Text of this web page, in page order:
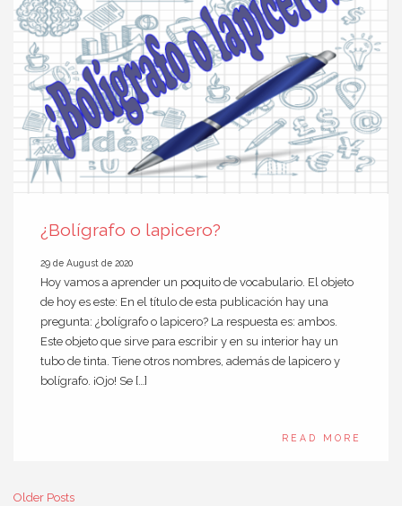
¿Bolígrafo o lapicero?
29 de August de 2020
Hoy vamos a aprender un poquito de vocabulario. El objeto
de hoy es este: En el título de esta publicación hay una
pregunta: ¿bolígrafo o lapicero? La respuesta es: ambos.
Este objeto que sirve para escribir y en su interior hay un
tubo de tinta. Tiene otros nombres, además de lapicero y
bolígrafo. ¡Ojo! Se […]
READ MORE
Older Posts